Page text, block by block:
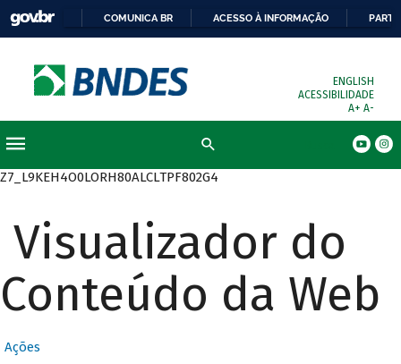
COMUNICA BR ACESSO À INFORMAÇÃO
ENGLISH
ACESSIBILIDADE
A+ A-
Z7_L9KEH4O0LORH80ALCLTPF802G4
Visualizador do
Conteúdo da Web
Ações